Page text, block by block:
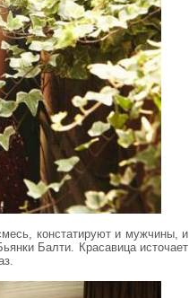
констатируют и мужчины, и
Балти. Красавица источает